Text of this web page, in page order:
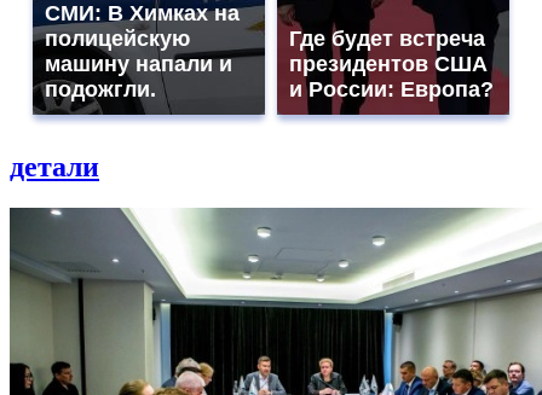
СМИ: В Химках на
полицейскую
машину напали и
подожгли.
Где будет встреча
президентов США
и России: Европа?
детали